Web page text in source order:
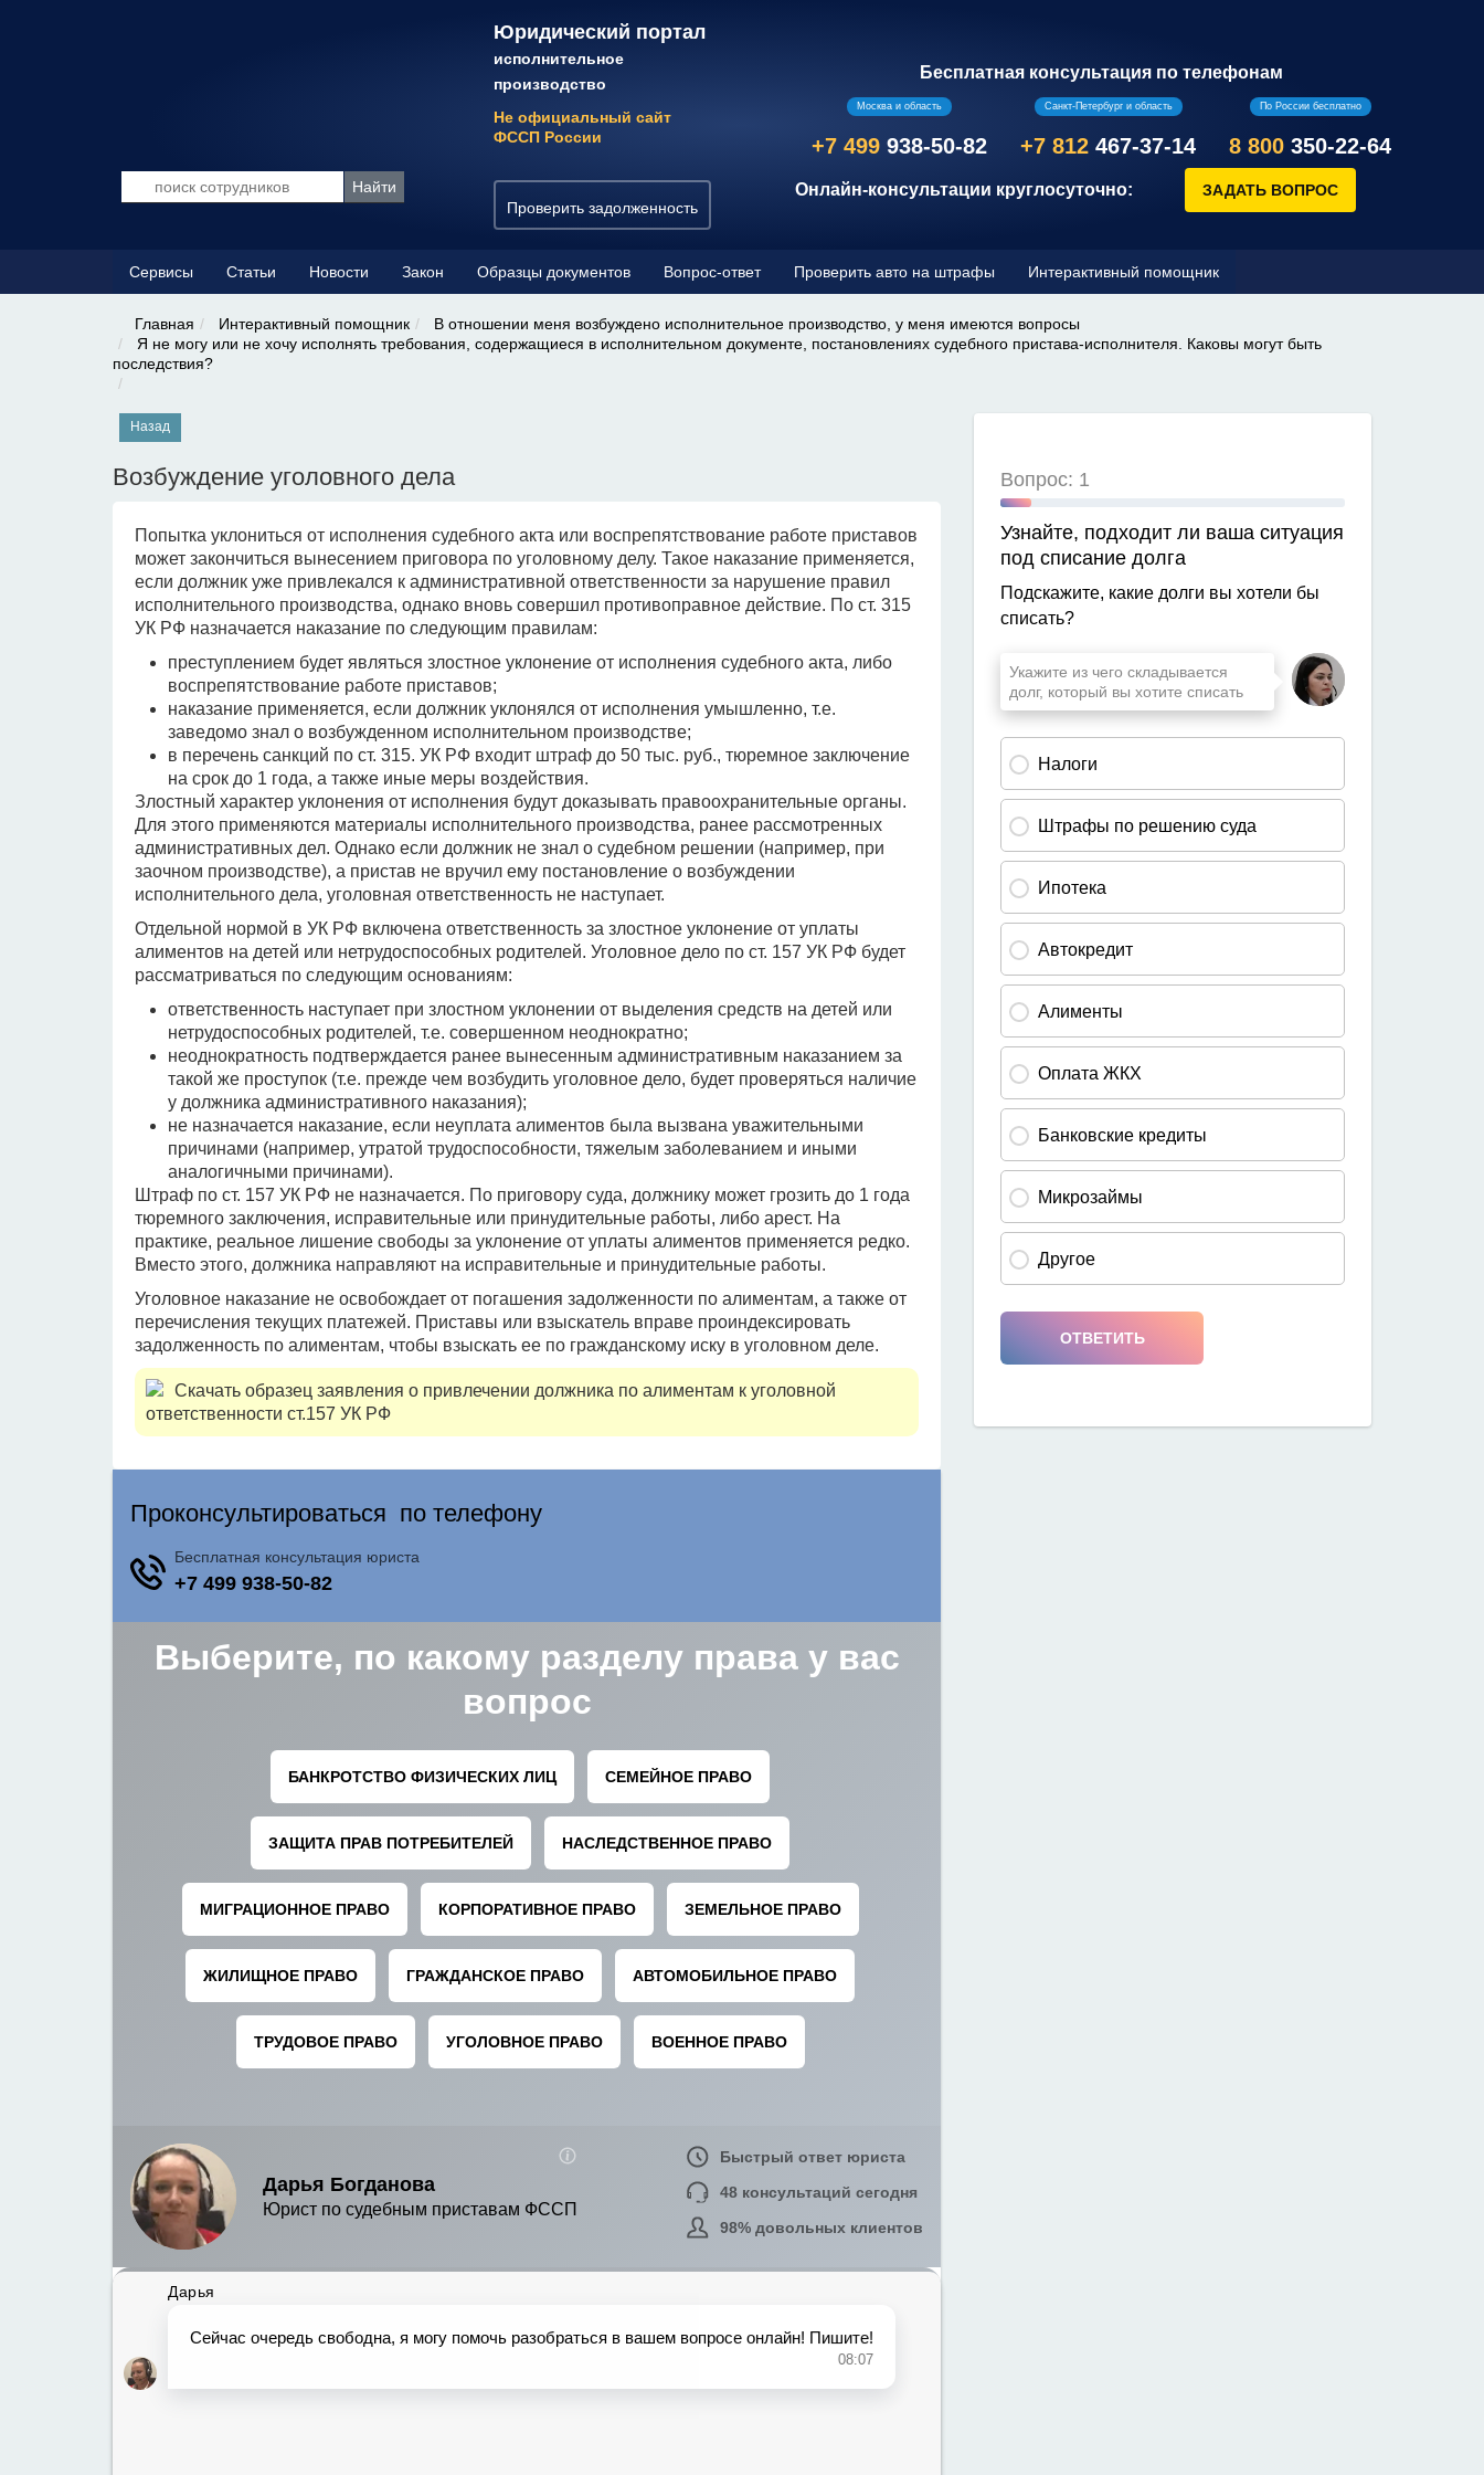
Юридический портал
исполнительное
производство
Не официальный сайт
ФССП России
Проверить задолженность
Бесплатная консультация по телефонам
Москва и область
+7 499 938-50-82
Санкт-Петербург и область
+7 812 467-37-14
По России бесплатно
8 800 350-22-64
Онлайн-консультации круглосуточно:
Сервисы Статьи Новости Закон Образцы документов Вопрос-ответ Проверить авто на штрафы Интерактивный помощник
Главная Интерактивный помощник
В отношении меня возбуждено исполнительное производство, у меня имеются вопросы
Я не могу или не хочу исполнять требования, содержащиеся в исполнительном документе, постановлениях судебного пристава-исполнителя. Каковы могут быть
последствия?
Назад
Возбуждение уголовного дела
Попытка уклониться от исполнения судебного акта или воспрепятствование работе приставов
может закончиться вынесением приговора по уголовному делу. Такое наказание применяется,
если должник уже привлекался к административной ответственности за нарушение правил
исполнительного производства, однако вновь совершил противоправное действие. По ст. 315
УК РФ назначается наказание по следующим правилам:
преступлением будет являться злостное уклонение от исполнения судебного акта, либо
воспрепятствование работе приставов;
наказание применяется, если должник уклонялся от исполнения умышленно, т.е.
заведомо знал о возбужденном исполнительном производстве;
в перечень санкций по ст. 315. УК РФ входит штраф до 50 тыс. руб., тюремное заключение
на срок до 1 года, а также иные меры воздействия.
Злостный характер уклонения от исполнения будут доказывать правоохранительные органы.
Для этого применяются материалы исполнительного производства, ранее рассмотренных
административных дел. Однако если должник не знал о судебном решении (например, при
заочном производстве), а пристав не вручил ему постановление о возбуждении
исполнительного дела, уголовная ответственность не наступает.
Отдельной нормой в УК РФ включена ответственность за злостное уклонение от уплаты
алиментов на детей или нетрудоспособных родителей. Уголовное дело по ст. 157 УК РФ будет
рассматриваться по следующим основаниям:
ответственность наступает при злостном уклонении от выделения средств на детей или
нетрудоспособных родителей, т.е. совершенном неоднократно;
неоднократность подтверждается ранее вынесенным административным наказанием за
такой же проступок (т.е. прежде чем возбудить уголовное дело, будет проверяться наличие
у должника административного наказания);
не назначается наказание, если неуплата алиментов была вызвана уважительными
причинами (например, утратой трудоспособности, тяжелым заболеванием и иными
аналогичными причинами).
Штраф по ст. 157 УК РФ не назначается. По приговору суда, должнику может грозить до 1 года
тюремного заключения, исправительные или принудительные работы, либо арест. На
практике, реальное лишение свободы за уклонение от уплаты алиментов применяется редко.
Вместо этого, должника направляют на исправительные и принудительные работы.
Уголовное наказание не освобождает от погашения задолженности по алиментам, а также от
перечисления текущих платежей. Приставы или взыскатель вправе проиндексировать
задолженность по алиментам, чтобы взыскать ее по гражданскому иску в уголовном деле.
Скачать образец заявления о привлечении должника по алиментам к уголовной
ответственности ст.157 УК РФ